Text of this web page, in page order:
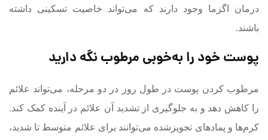
درمان اگزما وجود دارند که می‌تواند خاصیت تسکینی داشته
باشند.
پوست خود را به‌خوبی مرطوب نگه دارید
مرطوب کردن پوست در طول روز در دو مرحله، می‌تواند علائم
را کاهش دهد و به جلوگیری از تشدید آن علائم در آینده کمک کند.
کرم‌ها و پمادهای تجویز‌شده می‌توانند برای علائم متوسط تا شدید،